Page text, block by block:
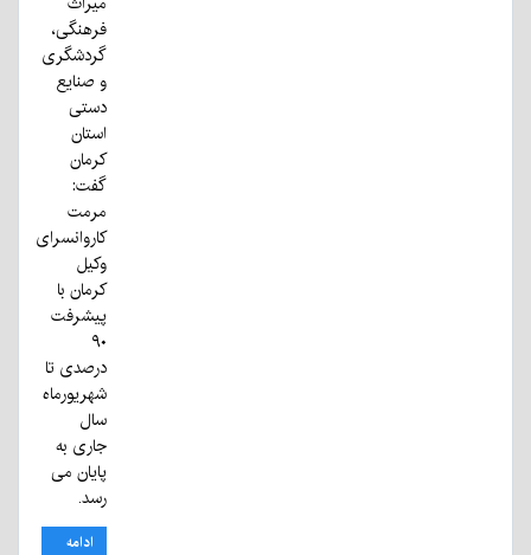
فرهنگی،
گردشگری
و صنایع
دستی
استان
کرمان
گفت:
مرمت
کاروانسرای
وکیل
کرمان با
پیشرفت
۹۰
درصدی تا
شهریورماه
سال
جاری به
پایان می
رسد.
ادامه